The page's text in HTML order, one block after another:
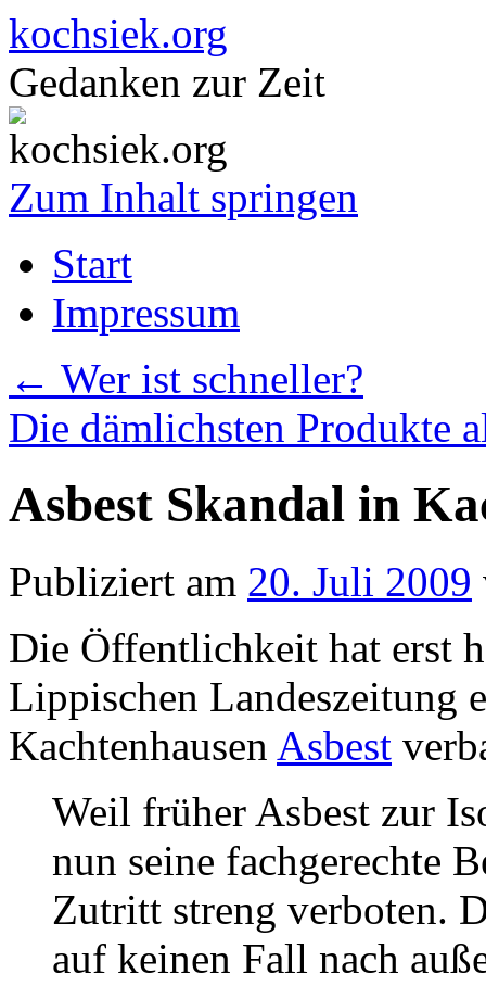
kochsiek.org
Gedanken zur Zeit
Zum Inhalt springen
Start
Impressum
← Wer ist schneller?
Die dämlichsten Produkte
Asbest Skandal in
Publiziert am 20. Juli 2009
Die Öffentlichkeit hat erst
Lippischen Landeszeitung
Kachtenhausen Asbest
Weil früher Asbest zur
nun seine fachgerechte
Zutritt streng verboten.
auf keinen Fall nach